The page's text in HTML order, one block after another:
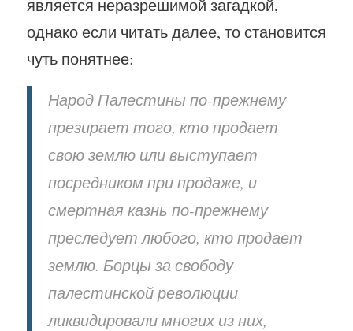
является неразрешимой загадкой,
однако если читать далее, то становится
чуть понятнее:
Народ Палестины по-прежнему
презирает того, кто продает
свою землю или выступает
посредником при продаже, и
смертная казнь по-прежнему
преследует любого, кто продает
землю. Борцы за свободу
палестинской революции
ликвидировали многих из них,